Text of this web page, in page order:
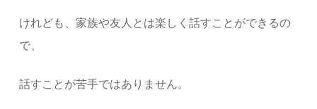
けれども、家族や友人とは楽しく話すことができるの
で、
話すことが苦手ではありません。